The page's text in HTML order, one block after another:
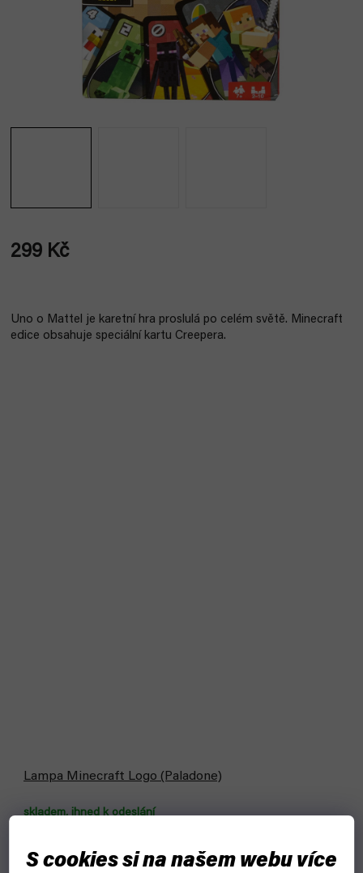
S cookies si na našem webu více
299 Kč
Uno o Mattel je karetní hra proslulá po celém světě. Minecraft
edice obsahuje speciální kartu Creepera.
Lampa Minecraft Logo (Paladone)
skladem, ihned k odeslání
Do košíku